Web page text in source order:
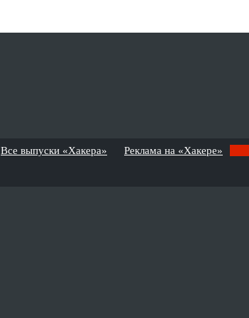
Все выпуски «Хакера» Реклама на «Хакере»